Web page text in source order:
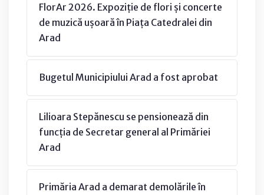
FlorAr 2026. Expoziție de flori și concerte
de muzică ușoară în Piața Catedralei din
Arad
Bugetul Municipiului Arad a fost aprobat
Lilioara Stepănescu se pensionează din
funcția de Secretar general al Primăriei
Arad
Primăria Arad a demarat demolările în